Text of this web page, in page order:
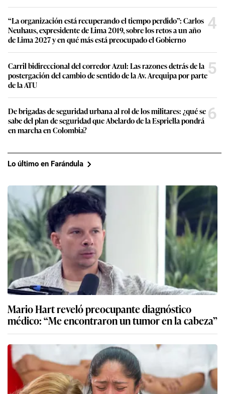
“La organización está recuperando el tiempo perdido”: Carlos
Neuhaus, expresidente de Lima 2019, sobre los retos a un año
de Lima 2027 y en qué más está preocupado el Gobierno
4
Carril bidireccional del corredor Azul: Las razones detrás de la
postergación del cambio de sentido de la Av. Arequipa por parte
de la ATU
5
De brigadas de seguridad urbana al rol de los militares: ¿qué se
sabe del plan de seguridad que Abelardo de la Espriella pondrá
en marcha en Colombia?
6
Lo último en Farándula
Mario Hart reveló preocupante diagnóstico
médico: “Me encontraron un tumor en la cabeza”